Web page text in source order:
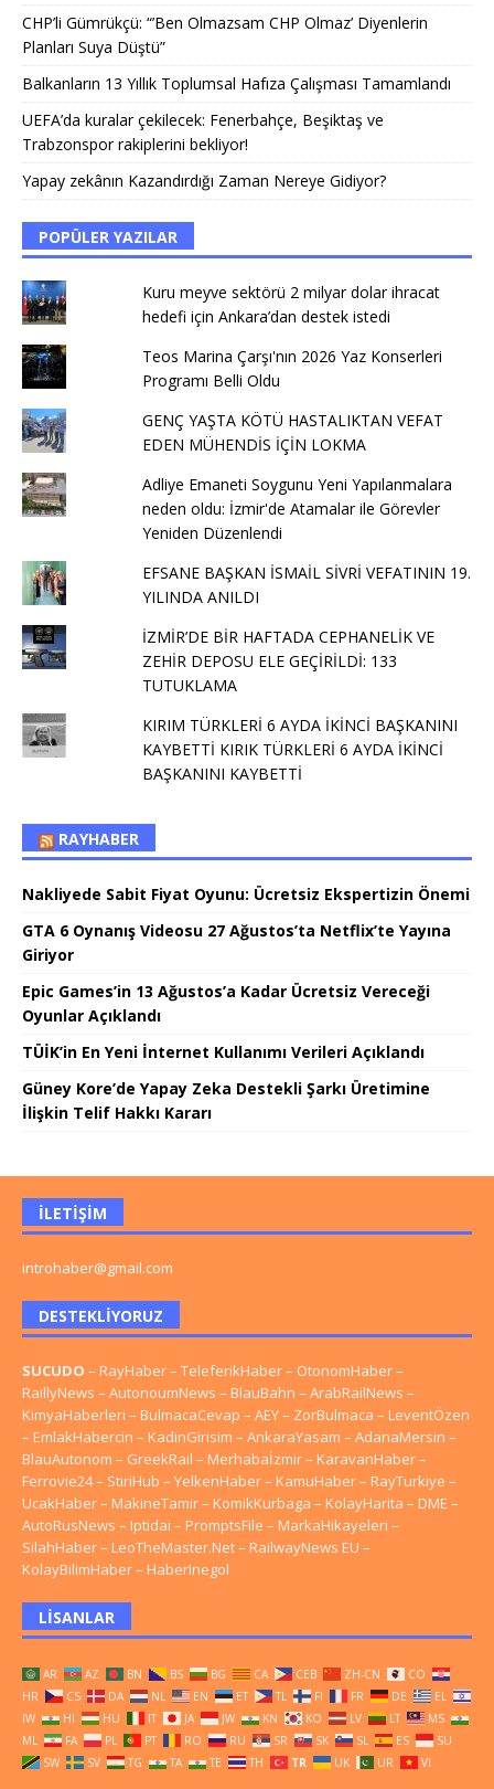
CHP’li Gümrükçü: “’Ben Olmazsam CHP Olmaz’ Diyenlerin
Planları Suya Düştü”
Balkanların 13 Yıllık Toplumsal Hafıza Çalışması Tamamlandı
UEFA’da kuralar çekilecek: Fenerbahçe, Beşiktaş ve
Trabzonspor rakiplerini bekliyor!
Yapay zekânın Kazandırdığı Zaman Nereye Gidiyor?
POPÜLER YAZILAR
Kuru meyve sektörü 2 milyar dolar ihracat
hedefi için Ankara’dan destek istedi
Teos Marina Çarşı'nın 2026 Yaz Konserleri
Programı Belli Oldu
GENÇ YAŞTA KÖTÜ HASTALIKTAN VEFAT
EDEN MÜHENDİS İÇİN LOKMA
Adliye Emaneti Soygunu Yeni Yapılanmalara
neden oldu: İzmir'de Atamalar ile Görevler
Yeniden Düzenlendi
EFSANE BAŞKAN İSMAİL SİVRİ VEFATININ 19.
YILINDA ANILDI
İZMİR’DE BİR HAFTADA CEPHANELİK VE
ZEHİR DEPOSU ELE GEÇİRİLDİ: 133
TUTUKLAMA
KIRIM TÜRKLERİ 6 AYDA İKİNCİ BAŞKANINI
KAYBETTİ KIRIK TÜRKLERİ 6 AYDA İKİNCİ
BAŞKANINI KAYBETTİ
RAYHABER
Nakliyede Sabit Fiyat Oyunu: Ücretsiz Ekspertizin Önemi
GTA 6 Oynanış Videosu 27 Ağustos’ta Netflix’te Yayına
Giriyor
Epic Games’in 13 Ağustos’a Kadar Ücretsiz Vereceği
Oyunlar Açıklandı
TÜİK’in En Yeni İnternet Kullanımı Verileri Açıklandı
Güney Kore’de Yapay Zeka Destekli Şarkı Üretimine
İlişkin Telif Hakkı Kararı
İLETIŞIM
introhaber@gmail.com
DESTEKLIYORUZ
SUCUDO – RayHaber– TeleferikHaber– OtonomHaber–
RaillyNews – AutonoumNews – BlauBahn – ArabRailNews –
KimyaHaberleri – BulmacaCevap – AEY– ZorBulmaca – LeventÖzen
– EmlakHabercin – KadinGirisim – AnkaraYasam – AdanaMersin –
BlauAutonom – GreekRail – Merhabaİzmir– KaravanHaber–
Ferrovie24– StiriHub – YelkenHaber– KamuHaber– RayTurkiye –
UcakHaber– MakineTamir– KomikKurbaga – KolayHarita – DME –
AutoRusNews – Iptidai – PromptsFile – MarkaHikayeleri –
SilahHaber– LeoTheMaster.Net– RailwayNews EU –
KolayBilimHaber– HaberInegol
LISANLAR
AR AZ BN BS BG CA CEB ZH-CN
CO
HR
CS DA NL EN ET TL FI FR DE
EL
IW
HI HU IT JA JW KN KO LV LT
MS
ML
FA PL PT RO RU SR SK SL ES
SU
SW
SV TG TA TE TH TR UK UR VI